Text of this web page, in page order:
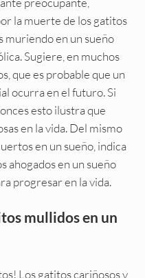
la muerte de los gatitos
muriendo en un sueño
Sugiere, en muchos
que es probable que un
ocurra en el futuro. Si
esto ilustra que
en la vida. Del mismo
en un sueño, indica
ahogados en un sueño
progresar en la vida.
mullidos en un
Los gatitos cariñosos y